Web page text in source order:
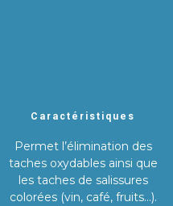
Caractéristiques
Permet l’élimination des
taches oxydables ainsi que
les taches de salissures
colorées (vin, café, fruits…).